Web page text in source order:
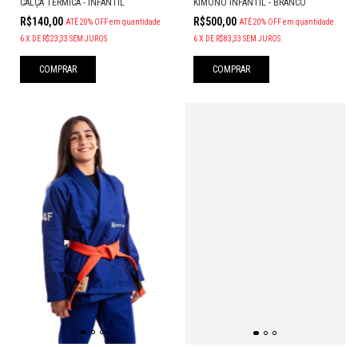
CALÇA TÉRMICA - INFANTIL
R$140,00 ATÉ 20% OFFem quantidade
6X DE R$23,33 SEM JUROS
COMPRAR
KIMONO INFANTIL - BRANCO
R$500,00 ATÉ 20% OFF em quantidade
6 X DE R$83,33 SEM JUROS
COMPRAR